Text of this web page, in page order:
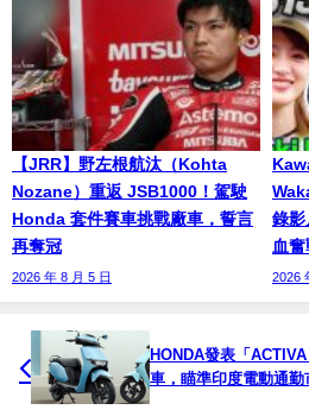
【JRR】野左根航汰（Kohta
Nozane）重返 JSB1000！駕駛
Honda 套件賽車挑戰廠車，誓言
再奪冠
2026 年 8 月 5 日
錄影
血奮
2026
HONDA發表「
車，瞄準印度電動通勤